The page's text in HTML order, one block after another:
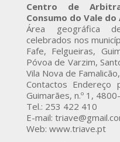
Centro de
Consumo do Vale
Área geográfica
celebrados nos
Fafe, Felgueiras,
Póvoa de Varzim,
Vila Nova de
Contactos Endereço
Guimarães, n.º 1,
Tel.: 253 422 410
E-mail:
Web: www.triave.pt